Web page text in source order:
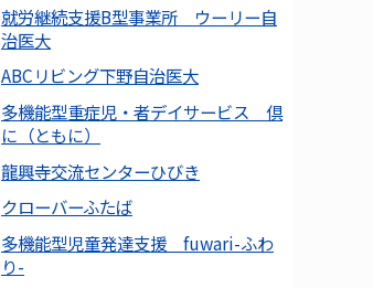
就労継続支援B型事業所 ウーリー自
治医大
ABCリビング下野自治医大
多機能型重症児・者デイサービス 倶
に（ともに）
龍興寺交流センターひびき
クローバーふたば
多機能型児童発達支援 fuwari-ふわ
り-